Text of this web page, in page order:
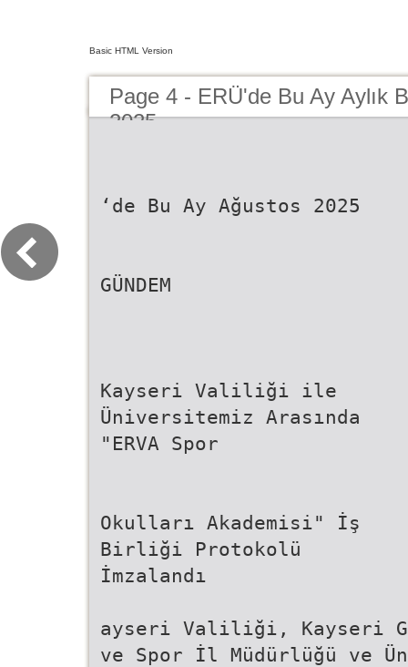
Basic HTML Version
Page 4 - ERÜ'de Bu Ay Aylık
2025
‘de Bu Ay Ağustos 2025
GÜNDEM
Kayseri Valiliği ile
Üniversitemiz Arasında
"ERVA Spor
Okulları Akademisi" İş
Birliği Protokolü
İmzalandı
ayseri Valiliği, Kayseri
ve Spor İl Müdürlüğü ve